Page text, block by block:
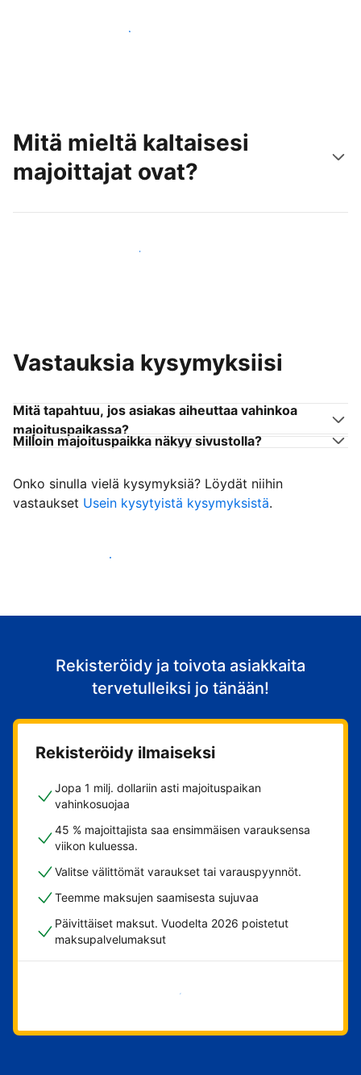
Tavoita uusia asiakkaita jo tänään
Mitä mieltä kaltaisesi
majoittajat ovat?
Liity kaltaistesi majoittajien joukkoon
Vastauksia kysymyksiisi
Mitä tapahtuu, jos asiakas aiheuttaa vahinkoa
majoituspaikassa?
Milloin majoituspaikka näkyy sivustolla?
Onko sinulla vielä kysymyksiä? Löydät niihin
vastaukset Usein kysytyistä kysymyksistä.
Ala vastaanottaa asiakkaita
Rekisteröidy ja toivota asiakkaita
tervetulleiksi jo tänään!
Rekisteröidy ilmaiseksi
Jopa 1 milj. dollariin asti majoituspaikan
vahinkosuojaa
45 % majoittajista saa ensimmäisen varauksensa
viikon kuluessa.
Valitse välittömät varaukset tai varauspyynnöt.
Teemme maksujen saamisesta sujuvaa
Päivittäiset maksut. Vuodelta 2026 poistetut
maksupalvelumaksut
Aloita nyt